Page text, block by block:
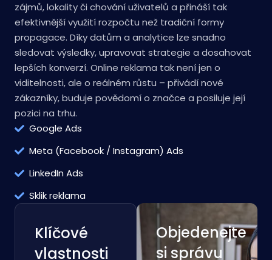
zájmů, lokality či chování uživatelů a přináší tak
efektivnější využití rozpočtu než tradiční formy
propagace. Díky datům a analytice lze snadno
sledovat výsledky, upravovat strategie a dosahovat
lepších konverzí. Online reklama tak není jen o
viditelnosti, ale o reálném růstu – přivádí nové
zákazníky, buduje povědomí o značce a posiluje její
pozici na trhu.
Google Ads
Meta (Facebook / Instagram) Ads
LinkedIn Ads
Sklik reklama
Klíčové
vlastnosti
Objedenejte
si správu